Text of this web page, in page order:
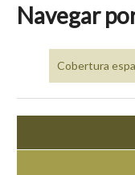
Navegar
Cobertura